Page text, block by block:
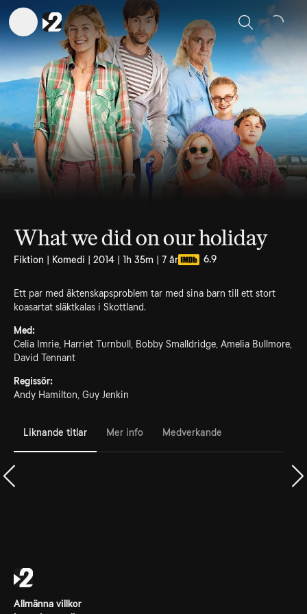
Sök
What we did on our holiday
Fiktion | Komedi | 2014 | 1h 35m | 7 år 6.9
Ett par med äktenskapsproblem tar med sina barn till ett stort
koasartat släktkalas i Skottland.
Med:
Celia Imrie, Harriet Turnbull, Bobby Smalldridge, Amelia Bullmore,
David Tennant
Regissör:
Andy Hamilton, Guy Jenkin
Liknande titlar Mer info Medverkande
Allmänna villkor